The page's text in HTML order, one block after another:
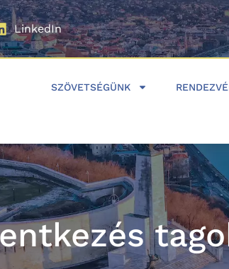
LinkedIn
SZÖVETSÉGÜNK